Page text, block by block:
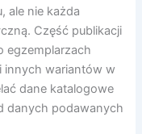
ale nie każda
Część publikacji
egzemplarzach
innych wariantów w
dane katalogowe
danych podawanych